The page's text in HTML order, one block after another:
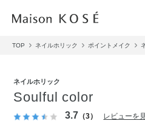
TOP ネイルホリック ポイントメイク
ネイルホリック
Soulful color
3.7 （3） レビューを